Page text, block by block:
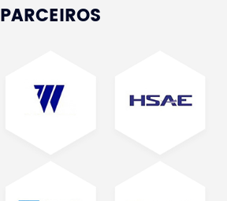
PARCEIROS